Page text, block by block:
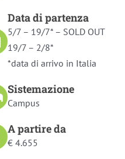
Data di partenza
5/7 – 19/7* – SOLD OUT
19/7 – 2/8*
*data di arrivo in Italia
Sistemazione
Campus
A partire da
€ 4.655